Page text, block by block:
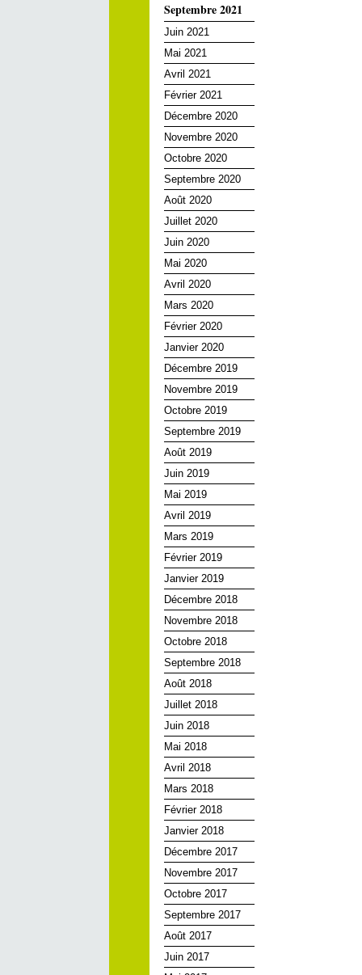
Septembre 2021
Juin 2021
Mai 2021
Avril 2021
Février 2021
Décembre 2020
Novembre 2020
Octobre 2020
Septembre 2020
Août 2020
Juillet 2020
Juin 2020
Mai 2020
Avril 2020
Mars 2020
Février 2020
Janvier 2020
Décembre 2019
Novembre 2019
Octobre 2019
Septembre 2019
Août 2019
Juin 2019
Mai 2019
Avril 2019
Mars 2019
Février 2019
Janvier 2019
Décembre 2018
Novembre 2018
Octobre 2018
Septembre 2018
Août 2018
Juillet 2018
Juin 2018
Mai 2018
Avril 2018
Mars 2018
Février 2018
Janvier 2018
Décembre 2017
Novembre 2017
Octobre 2017
Septembre 2017
Août 2017
Juin 2017